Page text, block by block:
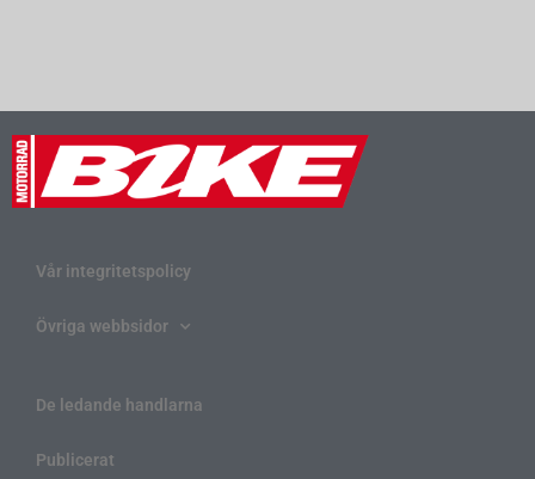
Vår integritetspolicy
Övriga webbsidor
De ledande handlarna
Publicerat